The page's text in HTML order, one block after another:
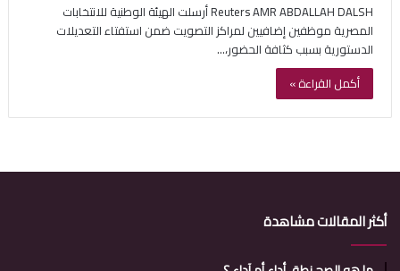
Reuters AMR ABDALLAH DALSH أرسلت الهيئة الوطنية للانتخابات
المصرية موظفين إضافيين لمراكز التصويت ضمن استفتاء التعديلات
الدستورية بسبب كثافة الحضور،…
أكمل القراءة »
أكثر المقالات مشاهدة